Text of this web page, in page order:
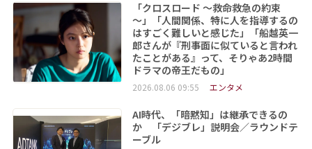
「クロスロード ～救命救急の約束
～」「人間関係、特に人を指導するの
はすごく難しいと感じた」「船越英一
郎さんが『刑事面に似ていると言われ
たことがある』って、そりゃあ2時間
ドラマの帝王だもの」
2026.08.06 09:55 エンタメ
AI時代、「暗黙知」は継承できるの
か 「デジブレ」説明会／ラウンドテ
ーブル